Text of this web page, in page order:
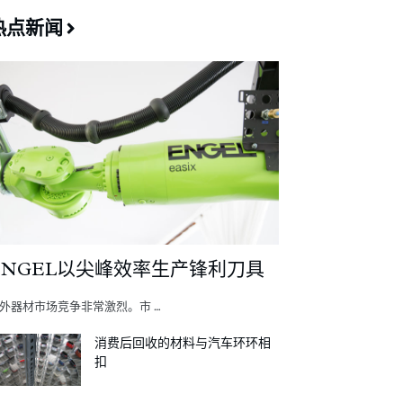
点新闻
以尖峰效率生产锋利刀具
器材市场竞争非常激烈。市 …
消费后回收的材料与汽车环环相
扣